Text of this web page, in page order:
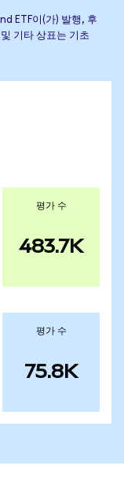
ETF이(가) 발행, 후
기타 상표는 기초
평가 수
483.7K
평가 수
75.8K